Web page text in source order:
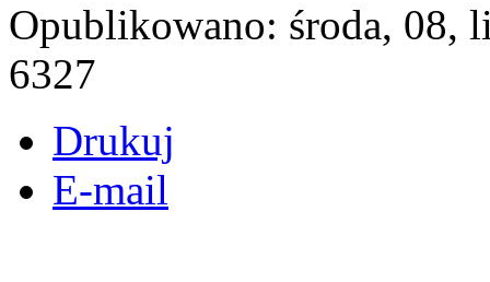
Opublikowano: środa, 08,
6327
Drukuj
E-mail